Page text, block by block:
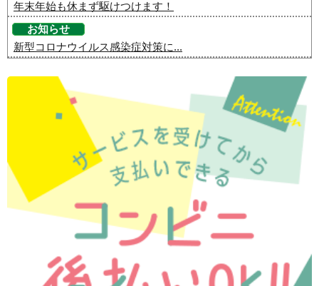
年末年始も休まず駆けつけます！
お知らせ
新型コロナウイルス感染症対策に...